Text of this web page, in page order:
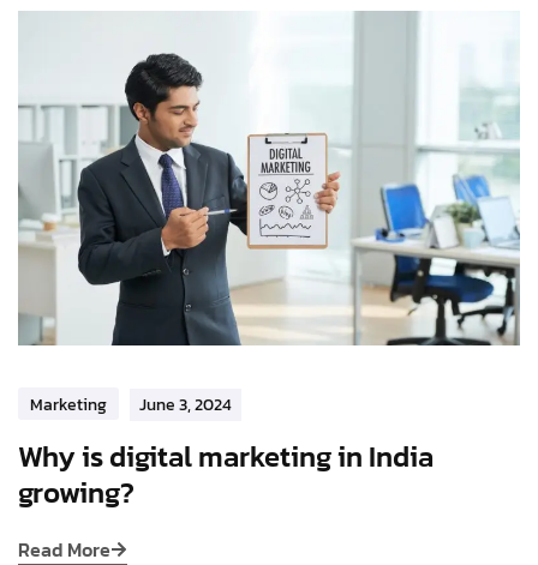
Marketing June 3, 2024
Why is digital marketing in India
growing?
Read More